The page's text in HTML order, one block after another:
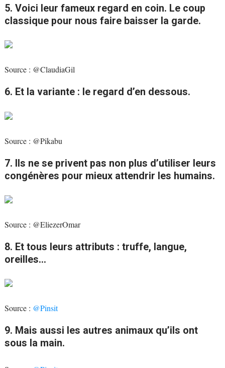
5. Voici leur fameux regard en coin. Le coup
classique pour nous faire baisser la garde.
Source : @ClaudiaGil
6. Et la variante : le regard d’en dessous.
Source : @Pikabu
7. Ils ne se privent pas non plus d’utiliser leurs
congénères pour mieux attendrir les humains.
Source : @EliezerOmar
8. Et tous leurs attributs : truffe, langue,
oreilles…
Source : @Pinsit
9. Mais aussi les autres animaux qu’ils ont
sous la main.